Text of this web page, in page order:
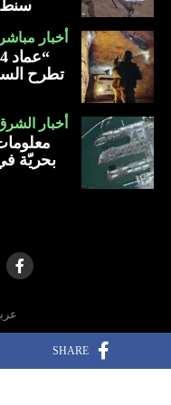
SHARE
في أكتوبر الماضي (2023).
ويواجه بايدن ضغوطا من
دعوا إلى وقف تسليم
المدنيين في غزة، إذ فاق عدد
العربية
ومن خلال “مانتا راي”،
أسطول هجين، وتزويد
وأجهزة الاستشعار.
العربية
سنط
أخبار
تطرح
أخبار
بحريّة